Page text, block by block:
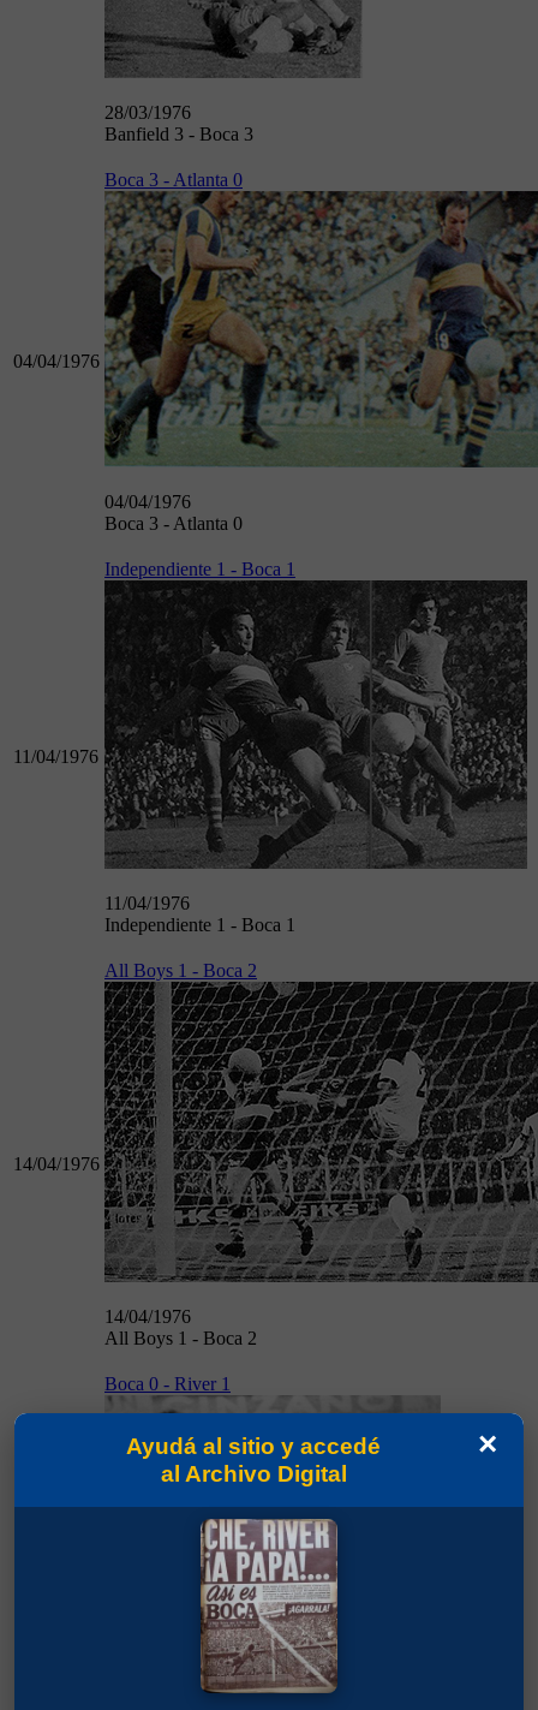
28/03/1976
Banfield 3 - Boca 3
04/04/1976
Boca 3 - Atlanta 0
04/04/1976
Boca 3 - Atlanta 0
11/04/1976
Independiente 1 - Boca 1
11/04/1976
Independiente 1 - Boca 1
14/04/1976
All Boys 1 - Boca 2
14/04/1976
All Boys 1 - Boca 2
Boca 0 - River 1
×
Ayudá al sitio y accedé
al Archivo Digital